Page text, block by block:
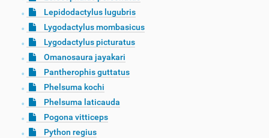
Lepidodactylus lugubris
Lygodactylus mombasicus
Lygodactylus picturatus
Omanosaura jayakari
Pantherophis guttatus
Phelsuma kochi
Phelsuma laticauda
Pogona vitticeps
Python regius